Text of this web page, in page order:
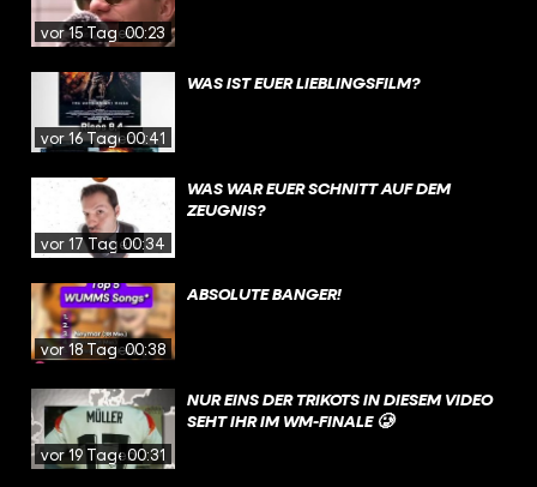
vor 15 Tagen00:23
vor 16 Tagen00:41
WAS IST EUER LIEBLINGSFILM?
vor 17 Tagen00:34
WAS WAR EUER SCHNITT AUF DEM
ZEUGNIS?
vor 18 Tagen00:38
ABSOLUTE BANGER!
vor 19 Tagen00:31
NUR EINS DER TRIKOTS IN DIESEM VIDEO
SEHT IHR IM WM-FINALE 🥲